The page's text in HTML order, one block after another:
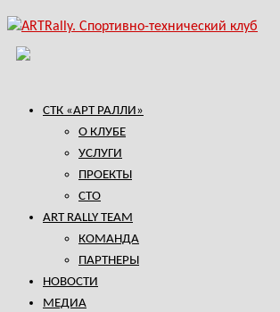
СТК «АРТ РАЛЛИ»
О КЛУБЕ
УСЛУГИ
ПРОЕКТЫ
СТО
ART RALLY TEAM
КОМАНДА
ПАРТНЕРЫ
НОВОСТИ
МЕДИА